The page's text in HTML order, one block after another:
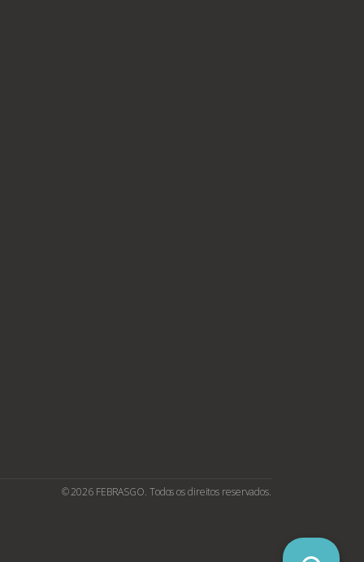
© 2026 FEBRASGO. Todos os direitos reservados.